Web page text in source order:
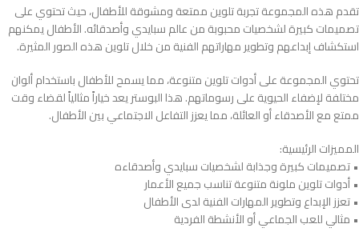
تقدم هذه المجموعة تجربة تلوين ممتعة ومشوقة للأطفال، حيث تحتوي على
تصميمات كبيرة لشخصيات محبوبة من عالم سبايدي وأصدقائه. الأطفال يمكنهم
استكشاف إبداعهم وتطوير مهاراتهم الفنية من خلال تلوين هذه الصور المثيرة.
تحتوي المجموعة على أدوات تلوين متنوعة، مما يسمح للأطفال باستخدام ألوان
مختلفة لإضفاء الحيوية على رسوماتهم. هذا البوستر يعد خياراً مثالياً لقضاء وقت
ممتع مع الأصدقاء أو العائلة، مما يعزز التفاعل الاجتماعي بين الأطفال.
المميزات الرئيسية:
• تصميمات كبيرة وجذابة لشخصيات سبايدي وأصدقاءه
• أدوات تلوين ملونة متنوعة تناسب جميع الأعمار
• تعزز الإبداع وتطوير المهارات الفنية لدى الأطفال
• مثالي للعب الجماعي أو الأنشطة الفردية